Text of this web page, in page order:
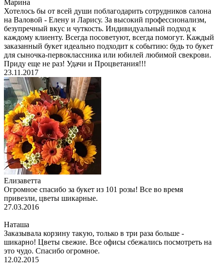
Марина
Хотелось бы от всей души поблагодарить сотрудников салона
на Валовой - Елену и Ларису. За высокий профессионализм,
безупречный вкус и чуткость. Индивидуальный подход к
каждому клиенту. Всегда посоветуют, всегда помогут. Каждый
заказанный букет идеально подходит к событию: будь то букет
для сыночка-первоклассника или юбилей любимой свекрови.
Приду еще не раз! Удачи и Процветания!!!
23.11.2017
Елизаветта
Огромное спасибо за букет из 101 розы! Все во время
привезли, цветы шикарные.
27.03.2016
Наташа
Заказывала корзину такую, только в три раза больше -
шикарно! Цветы свежие. Все офисы сбежались посмотреть на
это чудо. Спасибо огромное.
12.02.2015